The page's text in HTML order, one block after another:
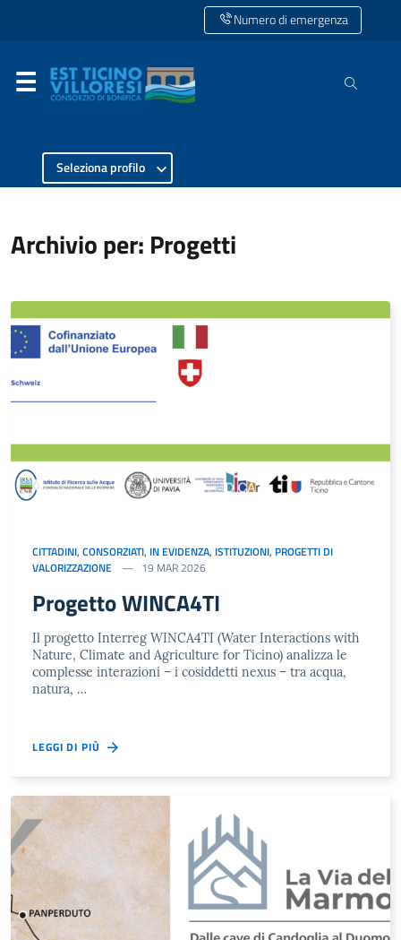
Numero di emergenza
Seleziona profilo
Archivio per: Progetti
CITTADINI, CONSORZIATI, IN EVIDENZA, ISTITUZIONI, PROGETTI DI
VALORIZZAZIONE
19 MAR 2026
Progetto WINCA4TI
Il progetto Interreg WINCA4TI (Water Interactions with
Nature, Climate and Agriculture for Ticino) analizza le
complesse interazioni – i cosiddetti nexus – tra acqua,
natura, …
LEGGI DI PIÙ